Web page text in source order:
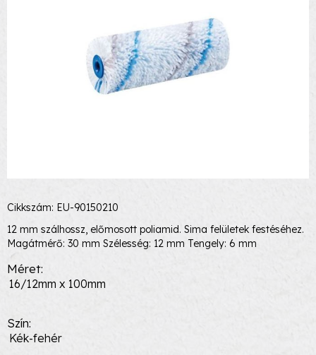
Cikkszám: EU-90150210
12 mm szálhossz, előmosott poliamid. Sima felületek festéséhez.
Magátmérő: 30 mm Szélesség: 12 mm Tengely: 6 mm
Méret
16/12mm x 100mm
Szín
Kék-fehér